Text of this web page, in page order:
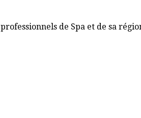
de Spa et de sa